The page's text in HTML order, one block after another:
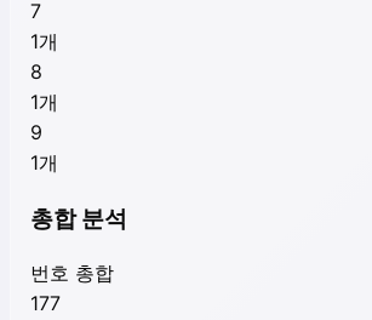
7
1개
8
1개
9
1개
총합 분석
번호 총합
177